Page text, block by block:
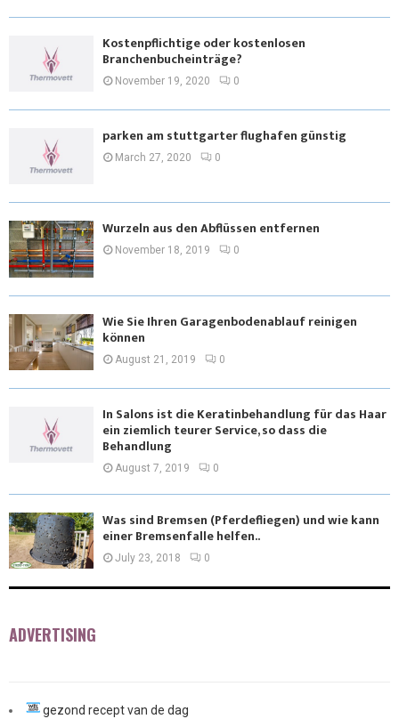
Kostenpflichtige oder kostenlosen
Branchenbucheinträge?
November 19, 2020 0
parken am stuttgarter flughafen günstig
March 27, 2020 0
Wurzeln aus den Abflüssen entfernen
November 18, 2019 0
Wie Sie Ihren Garagenbodenablauf reinigen
können
August 21, 2019 0
In Salons ist die Keratinbehandlung für das Haar
ein ziemlich teurer Service, so dass die
Behandlung
August 7, 2019 0
Was sind Bremsen (Pferdefliegen) und wie kann
einer Bremsenfalle helfen..
July 23, 2018 0
ADVERTISING
gezond recept van de dag